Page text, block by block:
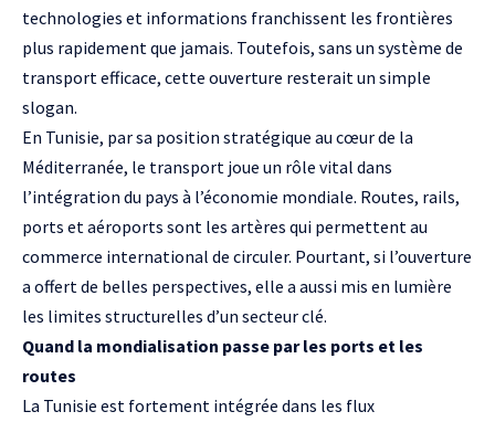
technologies et informations franchissent les frontières
plus rapidement que jamais. Toutefois, sans un système de
transport efficace, cette ouverture resterait un simple
slogan.
En Tunisie, par sa position stratégique au cœur de la
Méditerranée, le transport joue un rôle vital dans
l’intégration du pays à l’économie mondiale. Routes, rails,
ports et aéroports sont les artères qui permettent au
commerce international de circuler. Pourtant, si l’ouverture
a offert de belles perspectives, elle a aussi mis en lumière
les limites structurelles d’un secteur clé.
Quand la mondialisation passe par les ports et les
routes
La Tunisie est fortement intégrée dans les flux